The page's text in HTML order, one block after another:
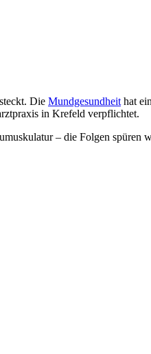
Die Mundgesundheit hat
in Krefeld verpflichtet.
– die Folgen spüren